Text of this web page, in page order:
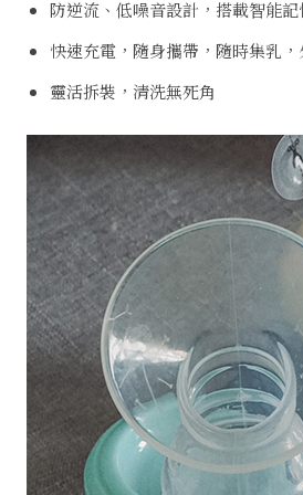
防逆流、低噪音設計，搭載智能
快速充電，隨身攜帶，隨時集乳
靈活拆裝，清洗無死角